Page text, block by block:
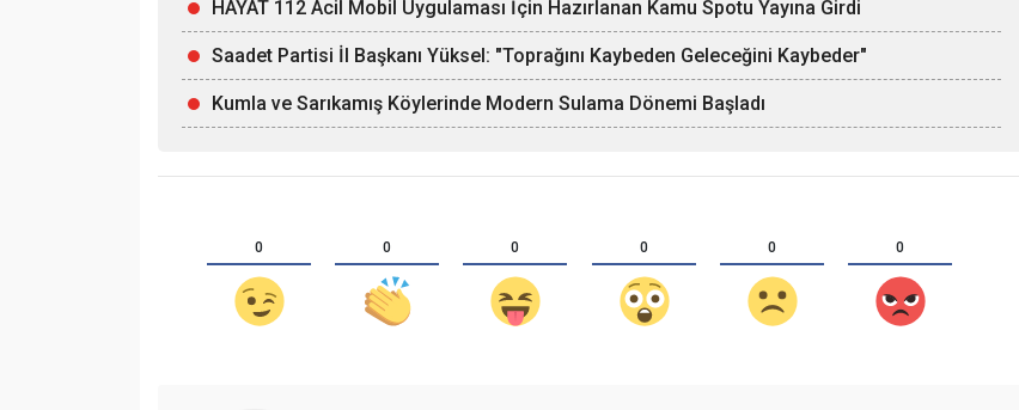
HAYAT 112 Acil Mobil Uygulaması İçin Hazırlanan Kamu Spotu Yayına Girdi
Saadet Partisi İl Başkanı Yüksel: "Toprağını Kaybeden Geleceğini Kaybeder"
Kumla ve Sarıkamış Köylerinde Modern Sulama Dönemi Başladı
0 0 0 0 0 0